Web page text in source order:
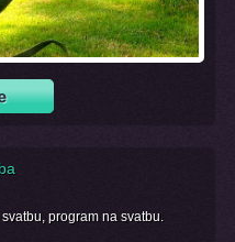
program na svatbu.